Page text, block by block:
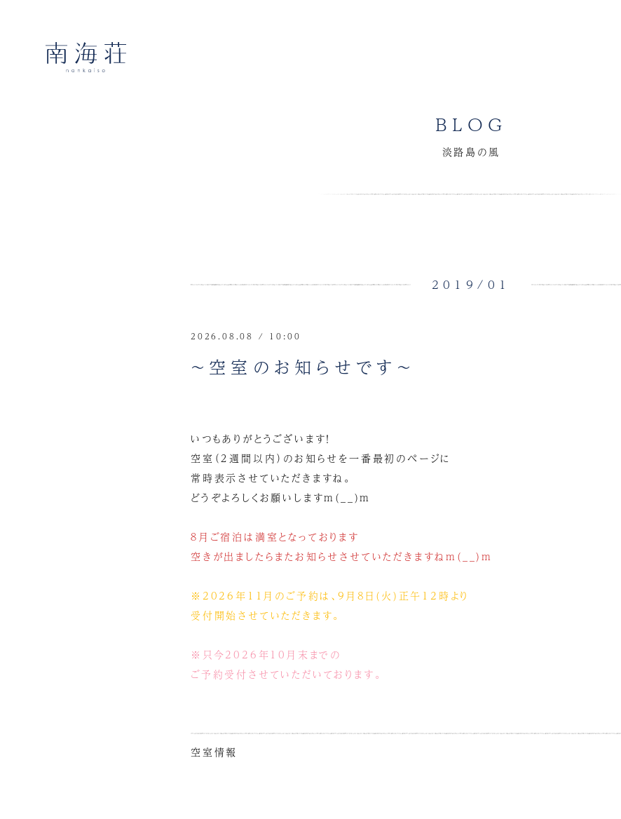
BLOG
淡路島の風
2019/01
2026.08.08 / 10:00
～空室のお知らせです～
いつもありがとうございます！
空室（２週間以内）のお知らせを一番最初のページに
常時表示させていただきますね。
どうぞよろしくお願いしますm(__)m
８月ご宿泊は満室となっております
空きが出ましたらまたお知らせさせていただきますねm(__)m
※2026年11月のご予約は、9月8日(火)正午12時より
受付開始させていただきます。
※只今2026年10月末までの
ご予約受付させていただいております。
空室情報